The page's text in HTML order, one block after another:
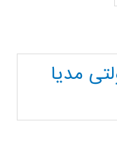
مدیا